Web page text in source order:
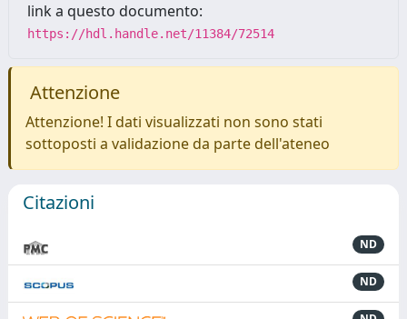
link a questo documento:
https://hdl.handle.net/11384/72514
Attenzione
Attenzione! I dati visualizzati non sono stati
sottoposti a validazione da parte dell'ateneo
Citazioni
ND
ND